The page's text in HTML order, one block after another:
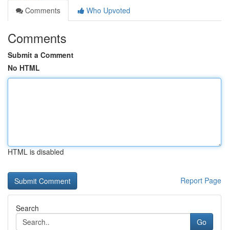
Comments
Who Upvoted
Comments
Submit a Comment
No HTML
HTML is disabled
Report Page
Search
Go